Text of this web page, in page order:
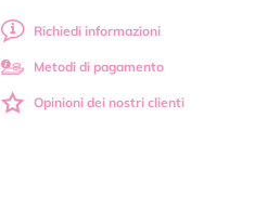
Richiedi informazioni
Metodi di pagamento
Opinioni dei nostri clienti